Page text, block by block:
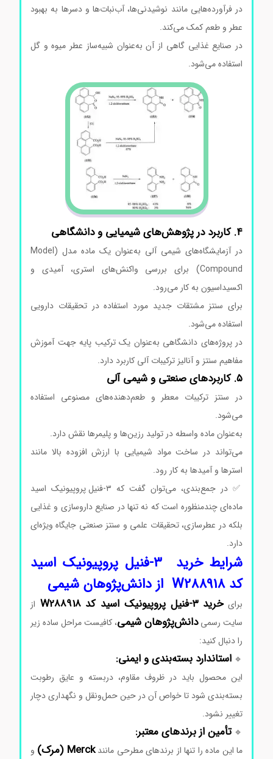
در فرآورده‌هایی مانند نوشیدنی‌ها، آب‌نبات‌ها و دسرها به بهبود
عطر و طعم کمک می‌کند.
در صنایع غذایی گاهی از آن به‌عنوان شبیه‌ساز عطر میوه و گل
استفاده می‌شود.
در آزمایشگاه‌های شیمی آلی به‌عنوان یک ماده مدل (Model
Compound) برای بررسی واکنش‌های استری، آمیدی و
اکسیداسیون به کار می‌رود.
برای سنتز مشتقات جدید مورد استفاده در تحقیقات دارویی
استفاده می‌شود.
در پروژه‌های دانشگاهی به‌عنوان یک ترکیب پایه جهت آموزش
مفاهیم سنتز و آنالیز ترکیبات آلی کاربرد دارد.
در سنتز ترکیبات معطر و طعم‌دهنده‌های مصنوعی استفاده
می‌شود.
به‌عنوان ماده واسطه در تولید رزین‌ها و پلیمرها نقش دارد.
می‌تواند در ساخت مواد شیمیایی با ارزش افزوده بالا مانند
استرها و آمیدها به کار رود.
✅ در جمع‌بندی، می‌توان گفت که ۳-فنیل پروپیونیک اسید
ماده‌ای چندمنظوره است که نه تنها در صنایع داروسازی و غذایی
بلکه در عطرسازی، تحقیقات علمی و سنتز صنعتی جایگاه ویژه‌ای
دارد.
شرایط
خرید ۳-فنیل پروپیونیک اسید
کد W288918
از دانش‌پژوهانشیمی
برایخرید ۳-فنیل پروپیونیک اسید کد W288918
از
سایترسمیدانش‌پژوهانشیمی،کافیستمراحلسادهزیر
دنبالکنید:
استانداردبسته‌بندیوایمنی:
اینمحصولبایددر ظروفمقاوم،دربستهو عایقرطوبت
بسته‌بندیشودتاخواصآندرحینحمل‌ونقلونگهداریدچار
تغییرنشود.
تأمینازبرندهایمعتبر:
اینمادهراتنهاازبرندهایمطرحیمانندMerck ( مرک) و